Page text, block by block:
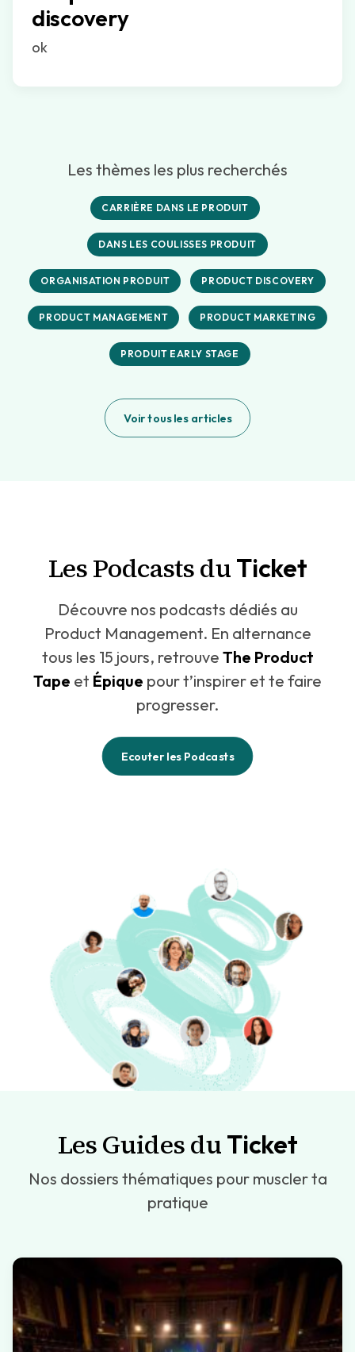
discovery
ok
Les thèmes les plus recherchés
CARRIÈRE DANS LE PRODUIT
DANS LES COULISSES PRODUIT
ORGANISATION PRODUIT PRODUCT DISCOVERY
PRODUCT MANAGEMENT PRODUCT MARKETING
PRODUIT EARLY STAGE
Voir tous les articles
Les Podcasts du Ticket
Découvre nos podcasts dédiés au
Product Management. En alternance
tous les 15 jours, retrouve The Product
Tape et Épique pour t’inspirer et te faire
progresser.
Ecouter les Podcasts
Les Guides du Ticket
Nos dossiers thématiques pour muscler ta
pratique